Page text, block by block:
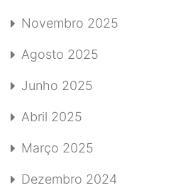
Novembro 2025
Agosto 2025
Junho 2025
Abril 2025
Março 2025
Dezembro 2024